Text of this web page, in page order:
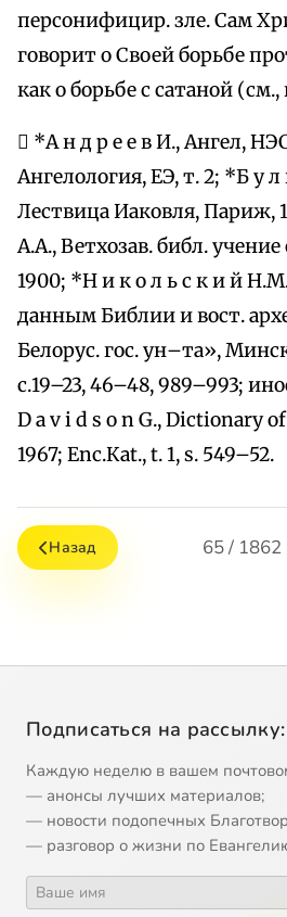
персонифицир. зле. Сам
говорит о Своей борьбе
как о борьбе с сатаной (см.,
 *А н д р е е в И., Ангел,
Ангелология, ЕЭ, т. 2; *Б у л
Лествица Иаковля, Париж,
А.А., Ветхозав. библ. учение
1900; *Н и к о л ь с к и й
данным Библии и вост.
Белорус. гос. ун–та»,
с.19–23, 46–48, 989–993;
D a v i d s o n G., Dictionary
1967; Еnc.Кat., t. 1, s. 549–52.
Назад 65 / 1862
Подписаться на рассылку:
Каждую неделю в вашем
— анонсы лучших материалов;
— новости подопечных
— разговор о жизни по